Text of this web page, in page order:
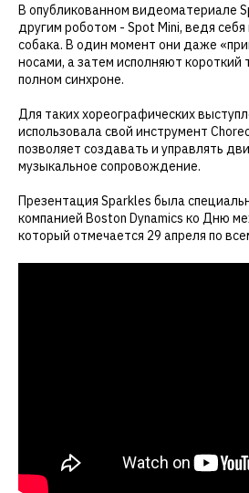
В опубликованном видеоматериале
другим роботом - Spot Mini, ведя
собака. В один момент они даже
носами, а затем исполняют
полном синхроне.
Для таких хореографических
использовала свой инструмент
позволяет создавать и управлять
музыкальное сопровождение.
Презентация Sparkles была
компанией Boston Dynamics ко Дню
который отмечается 29 апреля по